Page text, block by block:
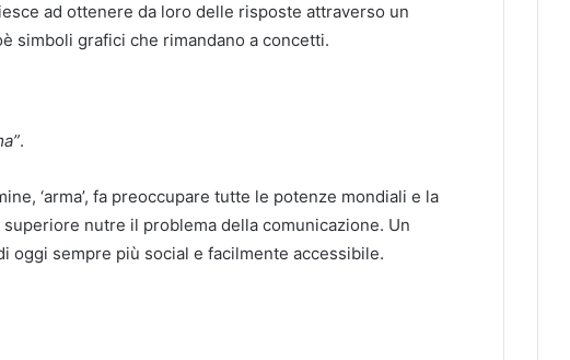
ad ottenere da loro delle risposte attraverso un
simboli grafici che rimandano a concetti.
.
‘arma’, fa preoccupare tutte le potenze mondiali e la
nutre il problema della comunicazione. Un
oggi sempre più social e facilmente accessibile.